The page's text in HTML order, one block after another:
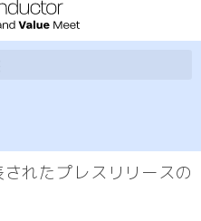
れたプレスリリースの